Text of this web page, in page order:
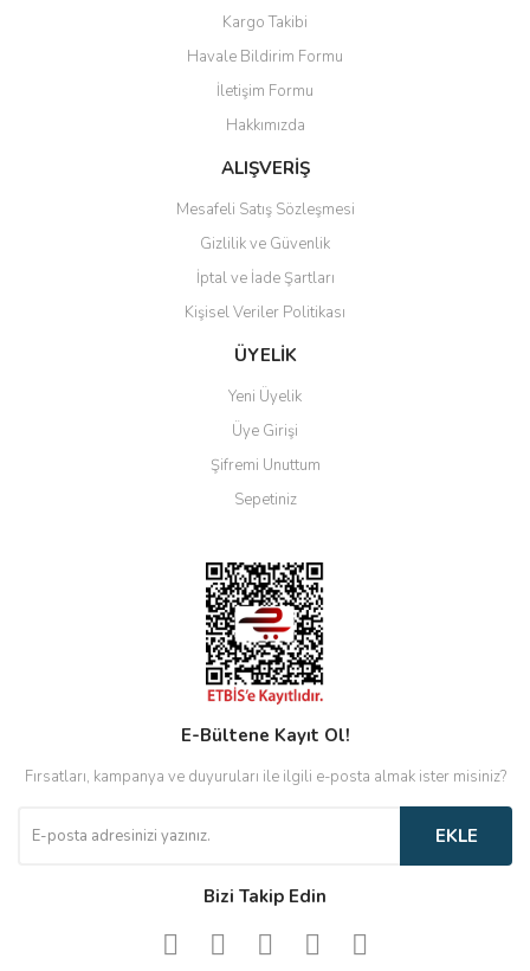
Ürün resmi kalitesiz, bozuk veya görüntülenemiyor.
Ürün açıklamasında eksik bilgiler bulunuyor.
Ürün bilgilerinde hatalar bulunuyor.
Ürün fiyatı diğer sitelerden daha pahalı.
Bu ürüne benzer farklı alternatifler olmalı.
Gönder
Kargo Takibi
Havale Bildirim Formu
İletişim Formu
Hakkımızda
ALIŞVERİŞ
Mesafeli Satış Sözleşmesi
Gizlilik ve Güvenlik
İptal ve İade Şartları
Kişisel Veriler Politikası
ÜYELİK
Yeni Üyelik
Üye Girişi
Şifremi Unuttum
Sepetiniz
E-Bültene Kayıt Ol!
Fırsatları, kampanya ve duyuruları ile ilgili e-posta almak ister misiniz?
EKLE
Bizi Takip Edin